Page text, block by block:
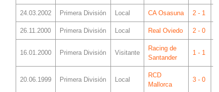
24.03.2002 Primera División Local CA Osasuna 2 - 1
26.11.2000 Primera División Local Real Oviedo 2 - 0
16.01.2000 Primera División Visitante
Racing de
Santander
1 - 1
20.06.1999 Primera División Local
RCD
Mallorca
3 - 0